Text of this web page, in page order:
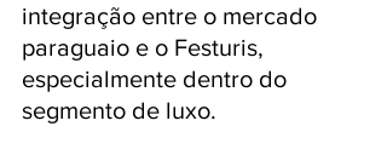
integração entre o mercado
paraguaio e o Festuris,
especialmente dentro do
segmento de luxo.